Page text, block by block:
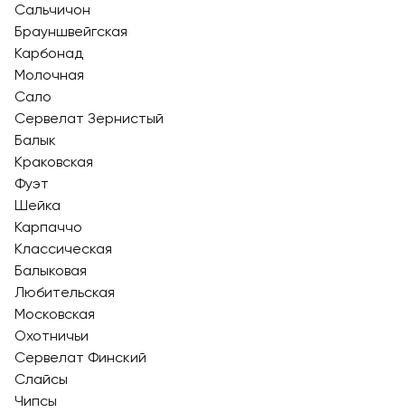
Сальчичон
Брауншвейгская
Карбонад
Молочная
Сало
Сервелат Зернистый
Балык
Краковская
Фуэт
Шейка
Карпаччо
Классическая
Балыковая
Любительская
Московская
Охотничьи
Сервелат Финский
Слайсы
Чипсы